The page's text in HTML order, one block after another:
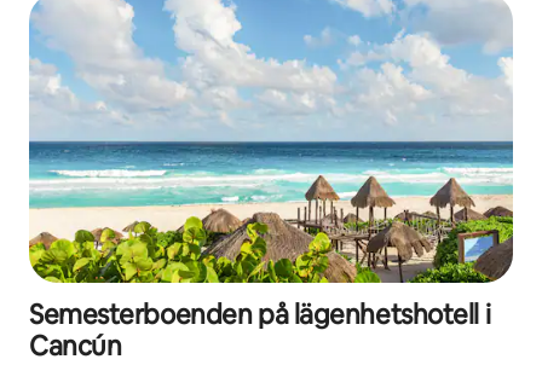
Semesterboenden på lägenhetshotell i
Cancún